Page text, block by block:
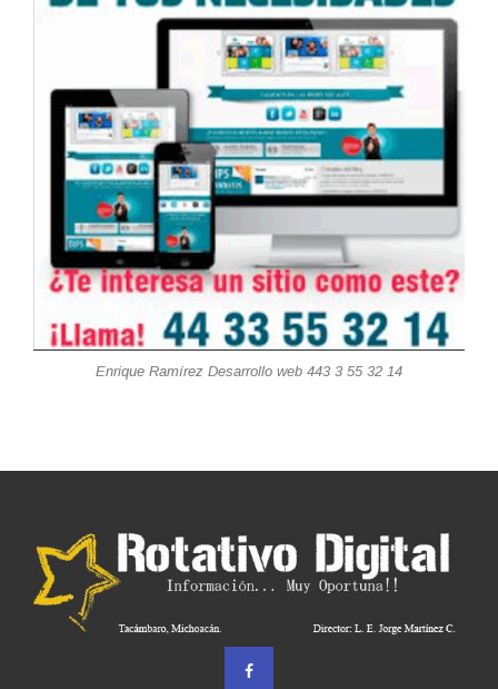
Enrique Ramírez Desarrollo web 443 3 55 32 14